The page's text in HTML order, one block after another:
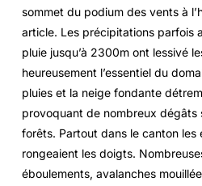
sommet du podium des vents à
article. Les précipitations parfois
pluie jusqu’à 2300m ont lessivé
heureusement l’essentiel du
pluies et la neige fondante
provoquant de nombreux dégâts
forêts. Partout dans le canton les
rongeaient les doigts.
éboulements, avalanches